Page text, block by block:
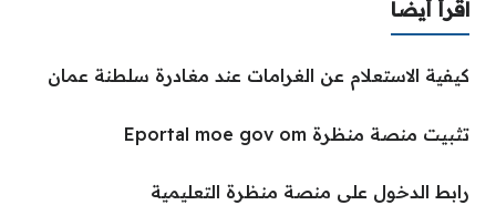
اقرأ أيضا
كيفية الاستعلام عن الغرامات عند مغادرة سلطنة عمان
تثبيت منصة منظرة Eportal moe gov om
رابط الدخول على منصة منظرة التعليمية